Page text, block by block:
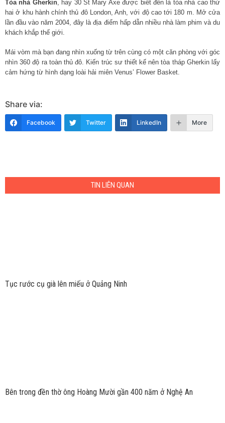
Tòa nhà Gherkin, hay 30 St Mary Axe được biết đến là tòa nhà cao thứ
hai ở khu hành chính thủ đô London, Anh, với độ cao tới 180 m. Mở cửa
lần đầu vào năm 2004, đây là địa điểm hấp dẫn nhiều nhà làm phim và du
khách khắp thế giới.
Mái vòm mà bạn đang nhìn xuống từ trên cùng có một căn phòng với góc
nhìn 360 độ ra toàn thủ đô. Kiến trúc sư thiết kế nên tòa tháp Gherkin lấy
cảm hứng từ hình dạng loài hải miên Venus’ Flower Basket.
Share via:
Facebook Twitter LinkedIn More
TIN LIÊN QUAN
Tục rước cụ già lên miếu ở Quảng Ninh
Bên trong đền thờ ông Hoàng Mười gần 400 năm ở Nghệ An